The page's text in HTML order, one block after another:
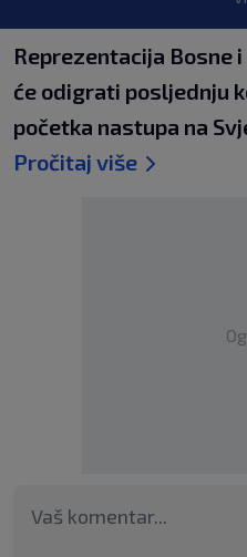
Reprezentacija Bosne
će odigrati posljednju
početka nastupa na
Pročitaj više